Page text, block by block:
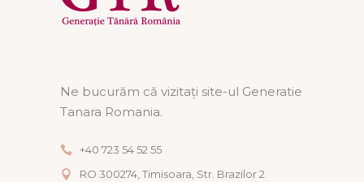
Ne bucurăm că vizitați site-ul Generatie
Tanara Romania.
+40 723 54 52 55
RO 300274, Timisoara, Str. Brazilor 2